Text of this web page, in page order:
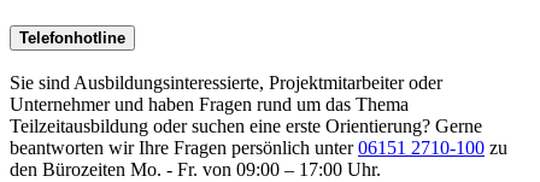
Telefonhotline
Sie sind Ausbildungsinteressierte, Projektmitarbeiter oder
Unternehmer und haben Fragen rund um das Thema
Teilzeitausbildung oder suchen eine erste Orientierung? Gerne
beantworten wir Ihre Fragen persönlich unter06151 2710-100 zu
den Bürozeiten Mo. - Fr. von 09:00 – 17:00 Uhr.